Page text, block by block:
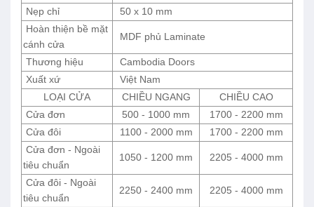
Nẹp chỉ
50 x 10 mm
Hoàn thiện bề mặt
cánh cửa
MDF phủ Laminate
Thương hiệu
Cambodia Doors
Xuất xứ
Việt Nam
LOẠI CỬA
CHIỀU NGANG
CHIỀU CAO
Cửa đơn
500 - 1000 mm
1700 - 2200 mm
Cửa đôi
1100 - 2000 mm
1700 - 2200 mm
Cửa đơn - Ngoài
tiêu chuẩn
1050 - 1200 mm 2205 - 4000 mm
Cửa đôi - Ngoài
tiêu chuẩn
2250 - 2400 mm 2205 - 4000 mm